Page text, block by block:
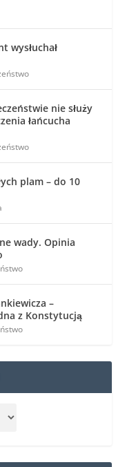
wysłuchał
nie służy
łańcucha
plam – do 10
wady. Opinia
–
z Konstytucją